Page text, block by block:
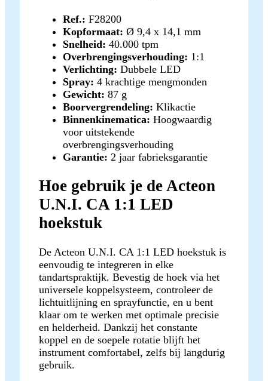
Ref.: F28200
Kopformaat: Ø 9,4 x 14,1 mm
Snelheid: 40.000 tpm
Overbrengingsverhouding: 1:1
Verlichting: Dubbele LED
Spray: 4 krachtige mengmonden
Gewicht: 87 g
Boorvergrendeling: Klikactie
Binnenkinematica: Hoogwaardig
voor uitstekende
overbrengingsverhouding
Garantie: 2 jaar fabrieksgarantie
Hoe gebruik je de Acteon
U.N.I. CA 1:1 LED
hoekstuk
De Acteon U.N.I. CA 1:1 LED hoekstuk is
eenvoudig te integreren in elke
tandartspraktijk. Bevestig de hoek via het
universele koppelsysteem, controleer de
lichtuitlijning en sprayfunctie, en u bent
klaar om te werken met optimale precisie
en helderheid. Dankzij het constante
koppel en de soepele rotatie blijft het
instrument comfortabel, zelfs bij langdurig
gebruik.